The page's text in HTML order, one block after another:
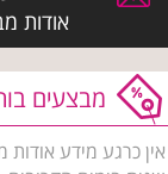
אודות
מבצעים
אין כרגע מידע